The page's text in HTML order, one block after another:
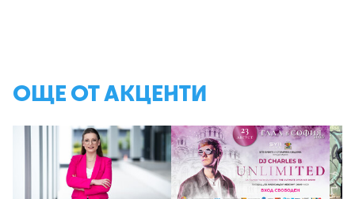
ОЩЕ ОТ АКЦЕНТИ